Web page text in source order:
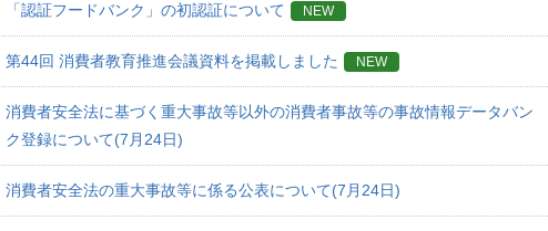
「認証フードバンク」の初認証について NEW
第44回 消費者教育推進会議資料を掲載しました NEW
消費者安全法に基づく重大事故等以外の消費者事故等の事故情報データバン
ク登録について(7月24日)
消費者安全法の重大事故等に係る公表について(7月24日)